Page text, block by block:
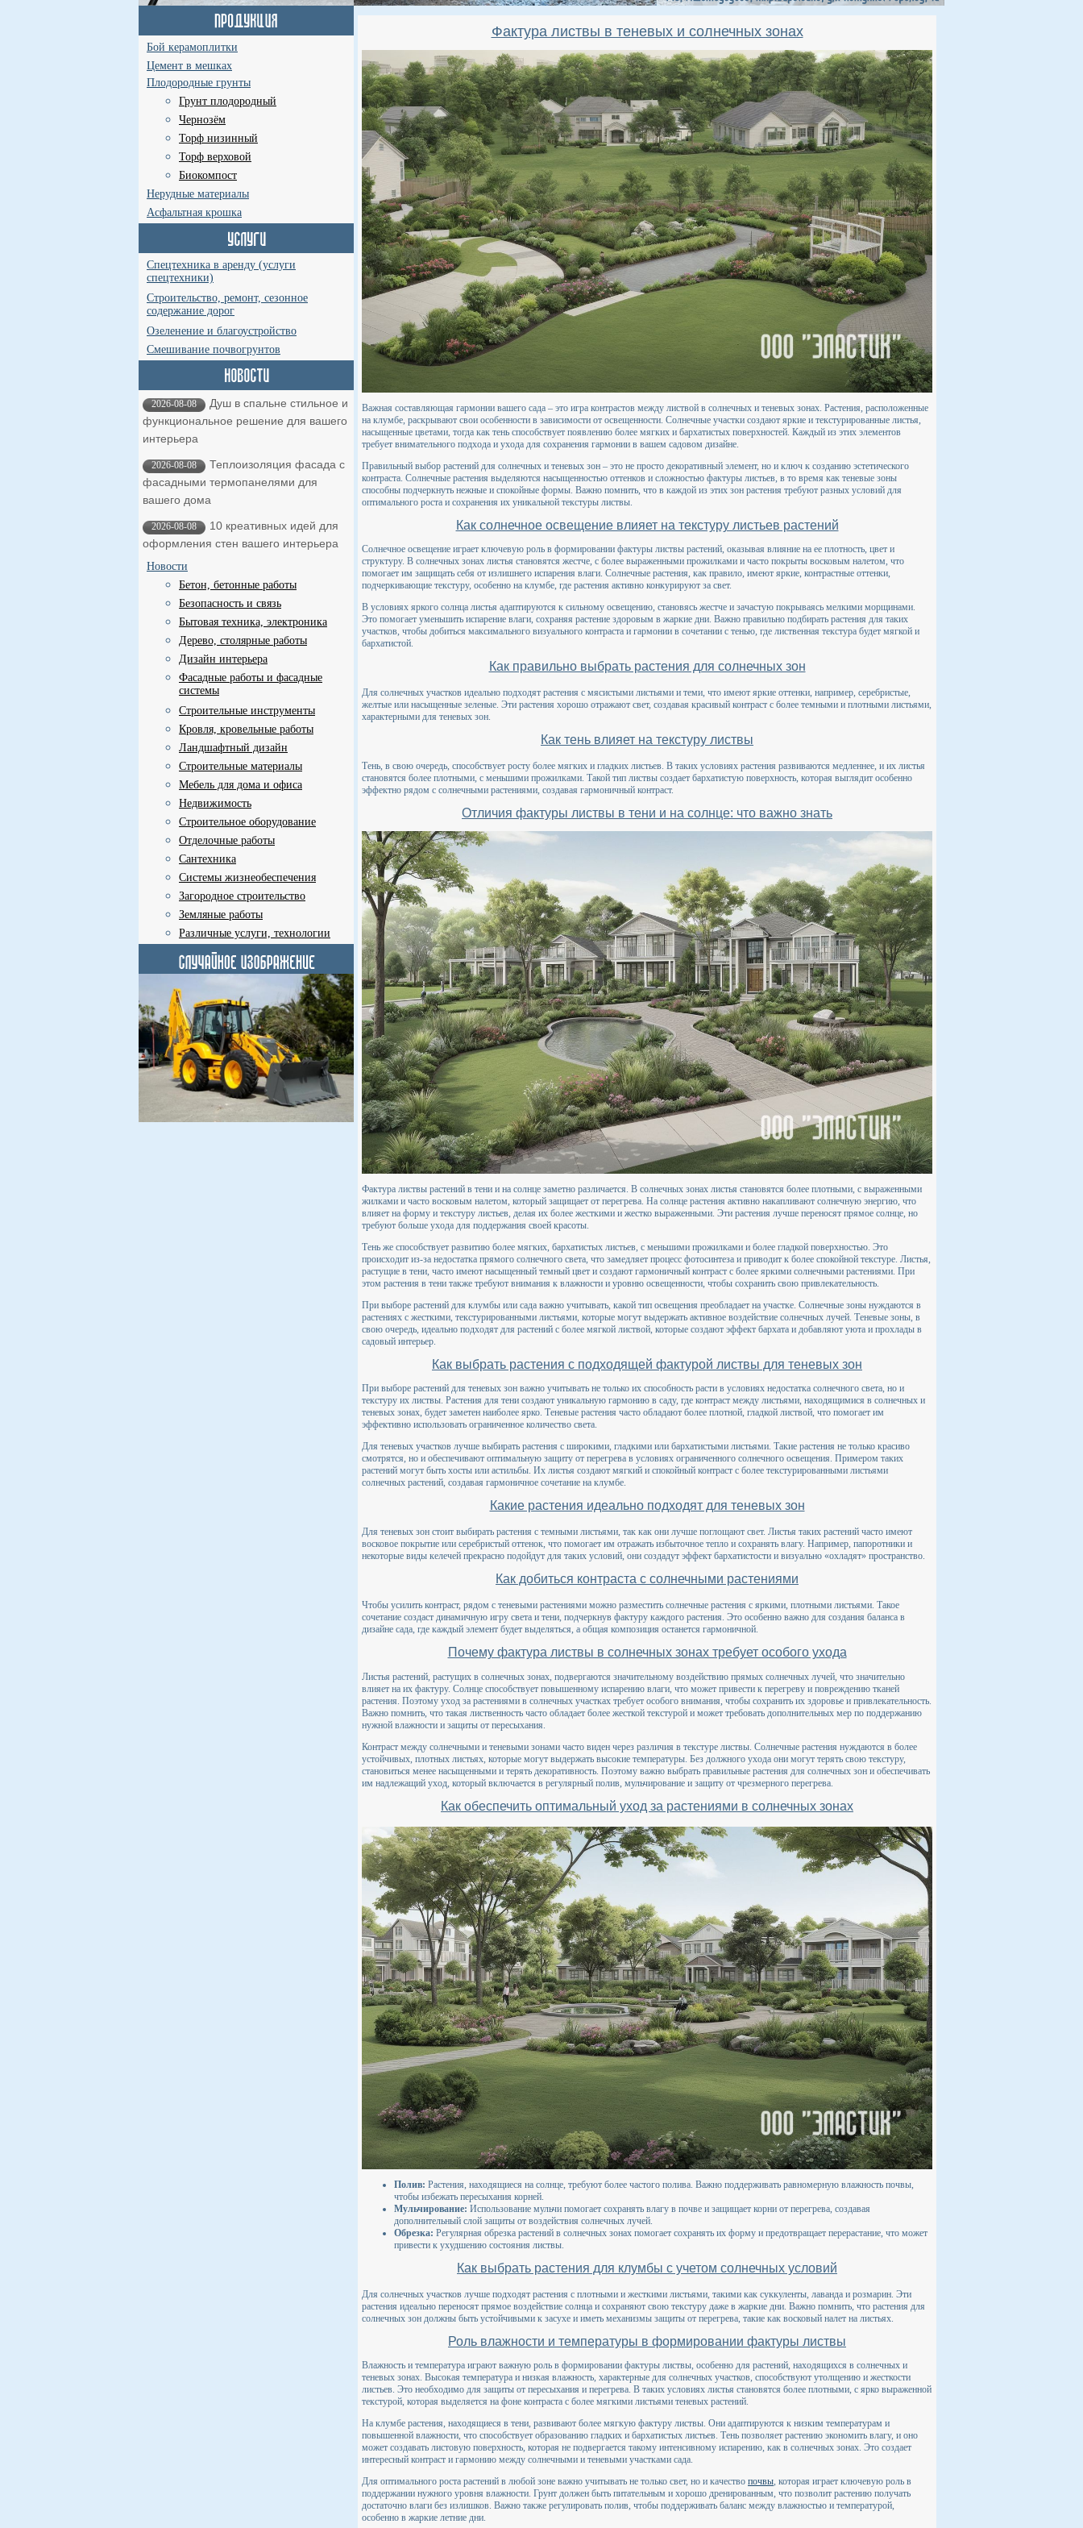
Бой керамоплитки
Цемент в мешках
Плодородные грунты
Грунт плодородный
Чернозём
Торф низинный
Торф верховой
Биокомпост
Нерудные материалы
Асфальтная крошка
Спецтехника в аренду (услуги
спецтехники)
Строительство, ремонт, сезонное
содержание дорог
Озеленение и благоустройство
Смешивание почвогрунтов
2026-08-08
Душ в спальне стильное и
функциональное решение для вашего
интерьера
2026-08-08
Теплоизоляция фасада с
фасадными термопанелями для
вашего дома
2026-08-08
10 креативных идей для
оформления стен вашего интерьера
Новости
Бетон, бетонные работы
Безопасность и связь
Бытовая техника, электроника
Дерево, столярные работы
Дизайн интерьера
Фасадные работы и фасадные
системы
Строительные инструменты
Кровля, кровельные работы
Ландшафтный дизайн
Строительные материалы
Мебель для дома и офиса
Недвижимость
Строительное оборудование
Отделочные работы
Сантехника
Системы жизнеобеспечения
Загородное строительство
Земляные работы
Различные услуги, технологии
Фактура листвы в теневых и солнечных зонах
Важная составляющая гармонии вашего сада – это игра контрастов между листвой в солнечных и теневых зонах. Растения, расположенные
на клумбе, раскрывают свои особенности в зависимости от освещенности. Солнечные участки создают яркие и текстурированные листья,
насыщенные цветами, тогда как тень способствует появлению более мягких и бархатистых поверхностей. Каждый из этих элементов
требует внимательного подхода и ухода для сохранения гармонии в вашем садовом дизайне.
Правильный выбор растений для солнечных и теневых зон – это не просто декоративный элемент, но и ключ к созданию эстетического
контраста. Солнечные растения выделяются насыщенностью оттенков и сложностью фактуры листьев, в то время как теневые зоны
способны подчеркнуть нежные и спокойные формы. Важно помнить, что в каждой из этих зон растения требуют разных условий для
оптимального роста и сохранения их уникальной текстуры листвы.
Как солнечное освещение влияет на текстуру листьев растений
Солнечное освещение играет ключевую роль в формировании фактуры листвы растений, оказывая влияние на ее плотность, цвет и
структуру. В солнечных зонах листья становятся жестче, с более выраженными прожилками и часто покрыты восковым налетом, что
помогает им защищать себя от излишнего испарения влаги. Солнечные растения, как правило, имеют яркие, контрастные оттенки,
подчеркивающие текстуру, особенно на клумбе, где растения активно конкурируют за свет.
В условиях яркого солнца листья адаптируются к сильному освещению, становясь жестче и зачастую покрываясь мелкими морщинами.
Это помогает уменьшить испарение влаги, сохраняя растение здоровым в жаркие дни. Важно правильно подбирать растения для таких
участков, чтобы добиться максимального визуального контраста и гармонии в сочетании с тенью, где лиственная текстура будет мягкой и
бархатистой.
Как правильно выбрать растения для солнечных зон
Для солнечных участков идеально подходят растения с мясистыми листьями и теми, что имеют яркие оттенки, например, серебристые,
желтые или насыщенные зеленые. Эти растения хорошо отражают свет, создавая красивый контраст с более темными и плотными листьями,
характерными для теневых зон.
Как тень влияет на текстуру листвы
Тень, в свою очередь, способствует росту более мягких и гладких листьев. В таких условиях растения развиваются медленнее, и их листья
становятся более плотными, с меньшими прожилками. Такой тип листвы создает бархатистую поверхность, которая выглядит особенно
эффектно рядом с солнечными растениями, создавая гармоничный контраст.
Отличия фактуры листвы в тени и на солнце: что важно знать
Фактура листвы растений в тени и на солнце заметно различается. В солнечных зонах листья становятся более плотными, с выраженными
жилками и часто восковым налетом, который защищает от перегрева. На солнце растения активно накапливают солнечную энергию, что
влияет на форму и текстуру листьев, делая их более жесткими и жестко выраженными. Эти растения лучше переносят прямое солнце, но
требуют больше ухода для поддержания своей красоты.
Тень же способствует развитию более мягких, бархатистых листьев, с меньшими прожилками и более гладкой поверхностью. Это
происходит из-за недостатка прямого солнечного света, что замедляет процесс фотосинтеза и приводит к более спокойной текстуре. Листья,
растущие в тени, часто имеют насыщенный темный цвет и создают гармоничный контраст с более яркими солнечными растениями. При
этом растения в тени также требуют внимания к влажности и уровню освещенности, чтобы сохранить свою привлекательность.
При выборе растений для клумбы или сада важно учитывать, какой тип освещения преобладает на участке. Солнечные зоны нуждаются в
растениях с жесткими, текстурированными листьями, которые могут выдержать активное воздействие солнечных лучей. Теневые зоны, в
свою очередь, идеально подходят для растений с более мягкой листвой, которые создают эффект бархата и добавляют уюта и прохлады в
садовый интерьер.
Как выбрать растения с подходящей фактурой листвы для теневых зон
При выборе растений для теневых зон важно учитывать не только их способность расти в условиях недостатка солнечного света, но и
текстуру их листвы. Растения для тени создают уникальную гармонию в саду, где контраст между листьями, находящимися в солнечных и
теневых зонах, будет заметен наиболее ярко. Теневые растения часто обладают более плотной, гладкой листвой, что помогает им
эффективно использовать ограниченное количество света.
Для теневых участков лучше выбирать растения с широкими, гладкими или бархатистыми листьями. Такие растения не только красиво
смотрятся, но и обеспечивают оптимальную защиту от перегрева в условиях ограниченного солнечного освещения. Примером таких
растений могут быть хосты или астильбы. Их листья создают мягкий и спокойный контраст с более текстурированными листьями
солнечных растений, создавая гармоничное сочетание на клумбе.
Какие растения идеально подходят для теневых зон
Для теневых зон стоит выбирать растения с темными листьями, так как они лучше поглощают свет. Листья таких растений часто имеют
восковое покрытие или серебристый оттенок, что помогает им отражать избыточное тепло и сохранять влагу. Например, папоротники и
некоторые виды келечей прекрасно подойдут для таких условий, они создадут эффект бархатистости и визуально «охладят» пространство.
Как добиться контраста с солнечными растениями
Чтобы усилить контраст, рядом с теневыми растениями можно разместить солнечные растения с яркими, плотными листьями. Такое
сочетание создаст динамичную игру света и тени, подчеркнув фактуру каждого растения. Это особенно важно для создания баланса в
дизайне сада, где каждый элемент будет выделяться, а общая композиция останется гармоничной.
Почему фактура листвы в солнечных зонах требует особого ухода
Листья растений, растущих в солнечных зонах, подвергаются значительному воздействию прямых солнечных лучей, что значительно
влияет на их фактуру. Солнце способствует повышенному испарению влаги, что может привести к перегреву и повреждению тканей
растения. Поэтому уход за растениями в солнечных участках требует особого внимания, чтобы сохранить их здоровье и привлекательность.
Важно помнить, что такая лиственность часто обладает более жесткой текстурой и может требовать дополнительных мер по поддержанию
нужной влажности и защиты от пересыхания.
Контраст между солнечными и теневыми зонами часто виден через различия в текстуре листвы. Солнечные растения нуждаются в более
устойчивых, плотных листьях, которые могут выдержать высокие температуры. Без должного ухода они могут терять свою текстуру,
становиться менее насыщенными и терять декоративность. Поэтому важно выбрать правильные растения для солнечных зон и обеспечивать
им надлежащий уход, который включается в регулярный полив, мульчирование и защиту от чрезмерного перегрева.
Как обеспечить оптимальный уход за растениями в солнечных зонах
Полив: Растения, находящиеся на солнце, требуют более частого полива. Важно поддерживать равномерную влажность почвы,
чтобы избежать пересыхания корней.
Мульчирование: Использование мульчи помогает сохранять влагу в почве и защищает корни от перегрева, создавая
дополнительный слой защиты от воздействия солнечных лучей.
Обрезка: Регулярная обрезка растений в солнечных зонах помогает сохранять их форму и предотвращает перерастание, что может
привести к ухудшению состояния листвы.
Как выбрать растения для клумбы с учетом солнечных условий
Для солнечных участков лучше подходят растения с плотными и жесткими листьями, такими как суккуленты, лаванда и розмарин. Эти
растения идеально переносят прямое воздействие солнца и сохраняют свою текстуру даже в жаркие дни. Важно помнить, что растения для
солнечных зон должны быть устойчивыми к засухе и иметь механизмы защиты от перегрева, такие как восковый налет на листьях.
Роль влажности и температуры в формировании фактуры листвы
Влажность и температура играют важную роль в формировании фактуры листвы, особенно для растений, находящихся в солнечных и
теневых зонах. Высокая температура и низкая влажность, характерные для солнечных участков, способствуют утолщению и жесткости
листьев. Это необходимо для защиты от пересыхания и перегрева. В таких условиях листья становятся более плотными, с ярко выраженной
текстурой, которая выделяется на фоне контраста с более мягкими листьями теневых растений.
На клумбе растения, находящиеся в тени, развивают более мягкую фактуру листвы. Они адаптируются к низким температурам и
повышенной влажности, что способствует образованию гладких и бархатистых листьев. Тень позволяет растению экономить влагу, и оно
может создавать листовую поверхность, которая не подвергается такому интенсивному испарению, как в солнечных зонах. Это создает
интересный контраст и гармонию между солнечными и теневыми участками сада.
Для оптимального роста растений в любой зоне важно учитывать не только свет, но и качество почвы, которая играет ключевую роль в
поддержании нужного уровня влажности. Грунт должен быть питательным и хорошо дренированным, что позволит растению получать
достаточно влаги без излишков. Важно также регулировать полив, чтобы поддерживать баланс между влажностью и температурой,
особенно в жаркие летние дни.